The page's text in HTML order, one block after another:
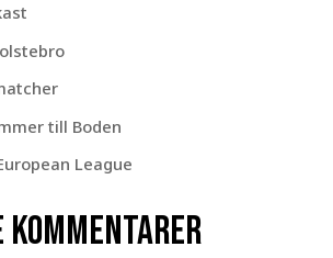
till Boden
League
kommentarer